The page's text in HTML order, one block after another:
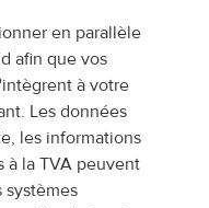
en parallèle
afin que vos
à votre
Les données
les informations
à la TVA peuvent
systèmes